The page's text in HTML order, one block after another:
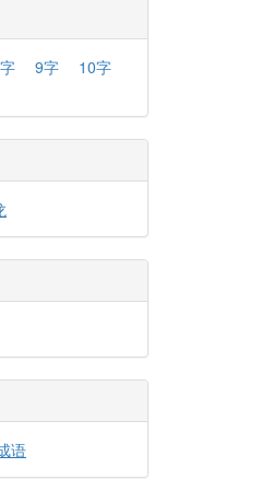
9字
10字
语